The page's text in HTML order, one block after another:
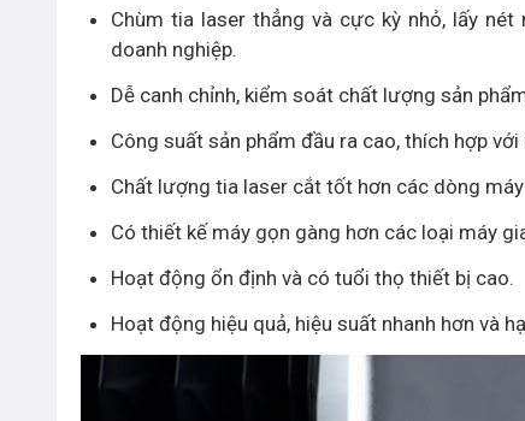
Chùm tia laser thẳng và cực kỳ nhỏ, lấy
doanh nghiệp.
Dễ canh chỉnh, kiểm soát chất lượng sản
Công suất sản phẩm đầu ra cao, thích hợp
Chất lượng tia laser cắt tốt hơn các dòng
Có thiết kế máy gọn gàng hơn các loại máy
Hoạt động ổn định và có tuổi thọ thiết bị cao.
Hoạt động hiệu quả, hiệu suất nhanh hơn và